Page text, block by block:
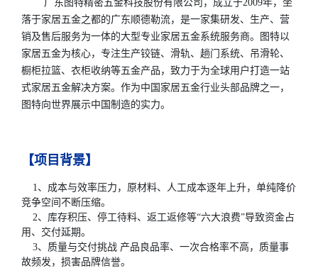
‌广东图特精密五金科技股份有限公司，成立于2009年，坐
落于家居五金之都的广东顺德勒流，是一家集研发、生产、营
销及售后服务为一体的大型专业家居五金系统服务商。图特以
家居五金为核心，专注生产铰链、滑轨、趟门系统、吊滑轮、
橱柜拉篮、衣柜收纳等五金产品，致力于为全球用户打造一站
式家居五金解决方案。作为中国家居五金行业头部品牌之一，
图特向世界展示中国制造的实力。
【项目背景】
1、成本与效率压力，原材料、人工成本逐年上升，单纯降价
竞争空间不断压缩。
2、库存积压、停工待料、返工返修等“六大浪费”导致资金占
用、交付延期。
3、质量与交付挑战 产品良品率、一次合格率不高，质量事
故频发，损害品牌信誉。